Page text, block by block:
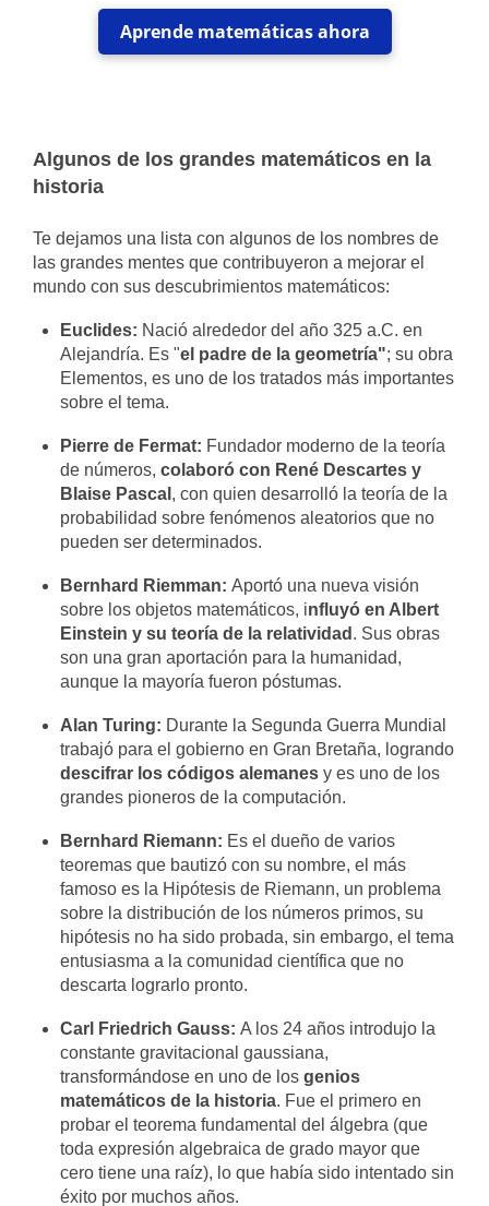
Aprende matemáticas ahora
Algunos de los grandes matemáticos en la
historia
Te dejamos una lista con algunos de los nombres de
las grandes mentes que contribuyeron a mejorar el
mundo con sus descubrimientos matemáticos:
Euclides: Nació alrededor del año 325 a.C. en
Alejandría. Es "el padre de la geometría"; su obra
Elementos, es uno de los tratados más importantes
sobre el tema.
Pierre de Fermat: Fundador moderno de la teoría
de números,colaboró con René Descartes y
Blaise Pascal , con quien desarrolló la teoría de la
probabilidad sobre fenómenos aleatorios que no
pueden ser determinados.
Bernhard Riemman:Aportó una nueva visión
sobre los objetos matemáticos, influyó en Albert
Einstein y su teoría de la relatividad . Sus obras
son una gran aportación para la humanidad,
aunque la mayoría fueron póstumas.
Alan Turing: Durante la Segunda Guerra Mundial
trabajó para el gobierno en Gran Bretaña, logrando
descifrar los códigos alemanes y es uno de los
grandes pioneros de la computación.
Bernhard Riemann: Es el dueño de varios
teoremas que bautizó con su nombre, el más
famoso es la Hipótesis de Riemann, un problema
sobre la distribución de los números primos, su
hipótesis no ha sido probada, sin embargo, el tema
entusiasma a la comunidad científica que no
descarta lograrlo pronto.
Carl Friedrich Gauss:A los 24 años introdujo la
constante gravitacional gaussiana,
transformándose en uno de losgenios
matemáticos de la historia. Fue el primero en
probar el teorema fundamental del álgebra (que
toda expresión algebraica de grado mayor que
cero tiene una raíz), lo que había sido intentado sin
éxito por muchos años.